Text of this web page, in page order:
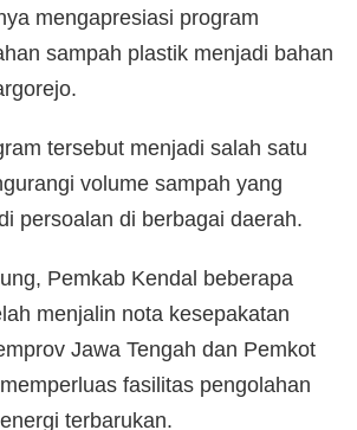
mengapresiasi program
sampah plastik menjadi bahan
tersebut menjadi salah satu
volume sampah yang
persoalan di berbagai daerah.
Pemkab Kendal beberapa
menjalin nota kesepakatan
Jawa Tengah dan Pemkot
fasilitas pengolahan
terbarukan.